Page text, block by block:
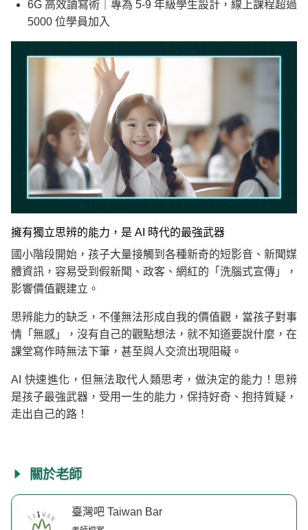
6G 高效讀寫術｜專為 5-9 年級學生設計，線上課程超過
5000 位學員加入
擁有獨立思辨的能力，是 AI 時代的最強武器
國小階段開始，孩子大量接觸到各種新奇的短影音、新聞媒
體資訊，容易受到假新聞、政客、網紅的「洗腦式宣傳」，
影響價值觀建立。
思辨能力的缺乏，不僅無法形成自我的價值觀，當孩子對事
情「無感」，沒有自己的觀點想法，就不知道要說什麼，在
課堂寫作時無法下筆，甚至與人交流出現阻礙。
AI 快速進化，但無法取代人類思考，做決定的能力！思辨
是孩子最強武器，受用一生的能力，保持好奇、抱持質疑，
走出自己的路！
關於老師
臺灣吧 Taiwan Bar